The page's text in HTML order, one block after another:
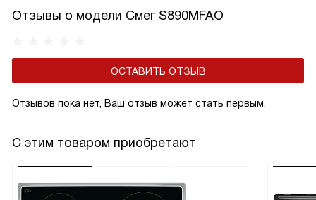
Отзывы о модели Смег S890MFAO
ОСТАВИТЬ ОТЗЫВ
Отзывов пока нет, Ваш отзыв может стать первым.
С этим товаром приобретают